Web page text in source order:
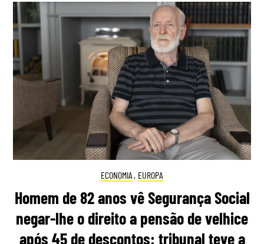
ECONOMIA , EUROPA
Homem de 82 anos vê Segurança Social
negar-lhe o direito a pensão de velhice
após 45 de descontos: tribunal teve a